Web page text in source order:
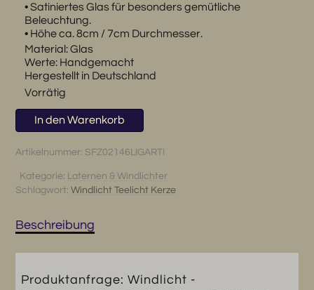
• Satiniertes Glas für besonders gemütliche
Beleuchtung.
• Höhe ca. 8cm / 7cm Durchmesser.
Material: Glas
Werte: Handgemacht
Hergestellt in Deutschland
Vorrätig
Windlicht
-
handveredeltes
Reinhold
In den Warenkorb
Artikelnummer: SFZ02146LIGARTI
Kategorie: Laternen & Windlichter
Schlagwort:Windlicht Teelicht Kerze
Beschreibung
Produktanfrage: Windlicht -